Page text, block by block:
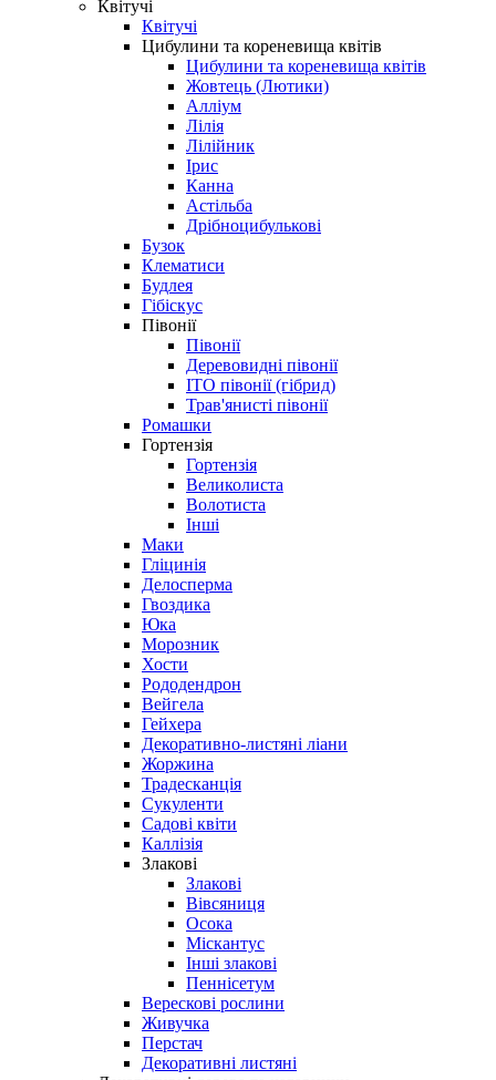
Квітучі
Квітучі
Цибулини та кореневища квітів
Цибулини та кореневища квітів
Жовтець (Лютики)
Алліум
Лілія
Лілійник
Ірис
Канна
Астільба
Дрібноцибулькові
Бузок
Клематиси
Будлея
Гібіскус
Півонії
Півонії
Деревовидні півонії
ІТО півонії (гібрид)
Трав'янисті півонії
Ромашки
Гортензія
Гортензія
Великолиста
Волотиста
Інші
Маки
Гліцинія
Делосперма
Гвоздика
Юка
Морозник
Хости
Рододендрон
Вейгела
Гейхера
Декоративно-листяні ліани
Жоржина
Традесканція
Сукуленти
Садові квіти
Каллізія
Злакові
Злакові
Вівсяниця
Осока
Міскантус
Інші злакові
Пеннісетум
Верескові рослини
Живучка
Перстач
Декоративні листяні